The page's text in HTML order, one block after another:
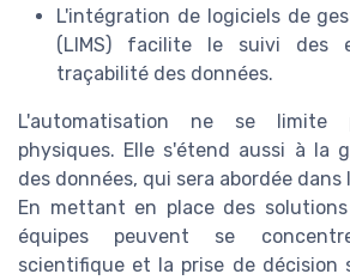
L'intégration de logiciels de
(LIMS) facilite le suivi des
traçabilité des données.
L'automatisation ne se limite
physiques. Elle s'étend aussi à la
des données, qui sera abordée
En mettant en place des
équipes peuvent se
scientifique et la prise de décision